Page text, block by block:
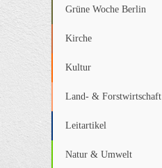
Grüne Woche Berlin
Kirche
Kultur
Land- & Forstwirtschaft
Leitartikel
Natur & Umwelt